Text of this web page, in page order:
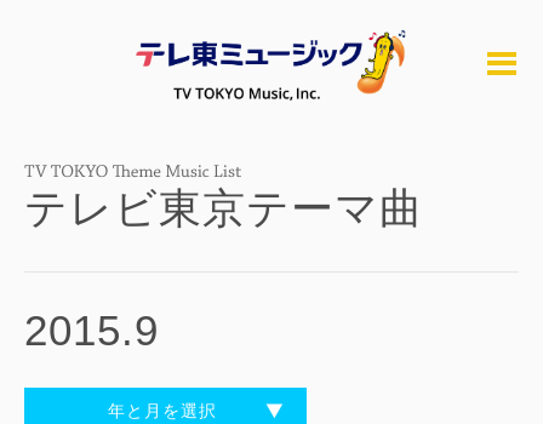
テレビ東京テーマ曲
2015.9
年と月を選択